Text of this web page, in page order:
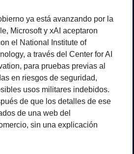
ya está avanzando por la
Microsoft y xAI aceptaron
el National Institute of
a través del Center for AI
para pruebas previas al
en riesgos de seguridad,
usos militares indebidos.
de que los detalles de ese
de una web del
sin una explicación